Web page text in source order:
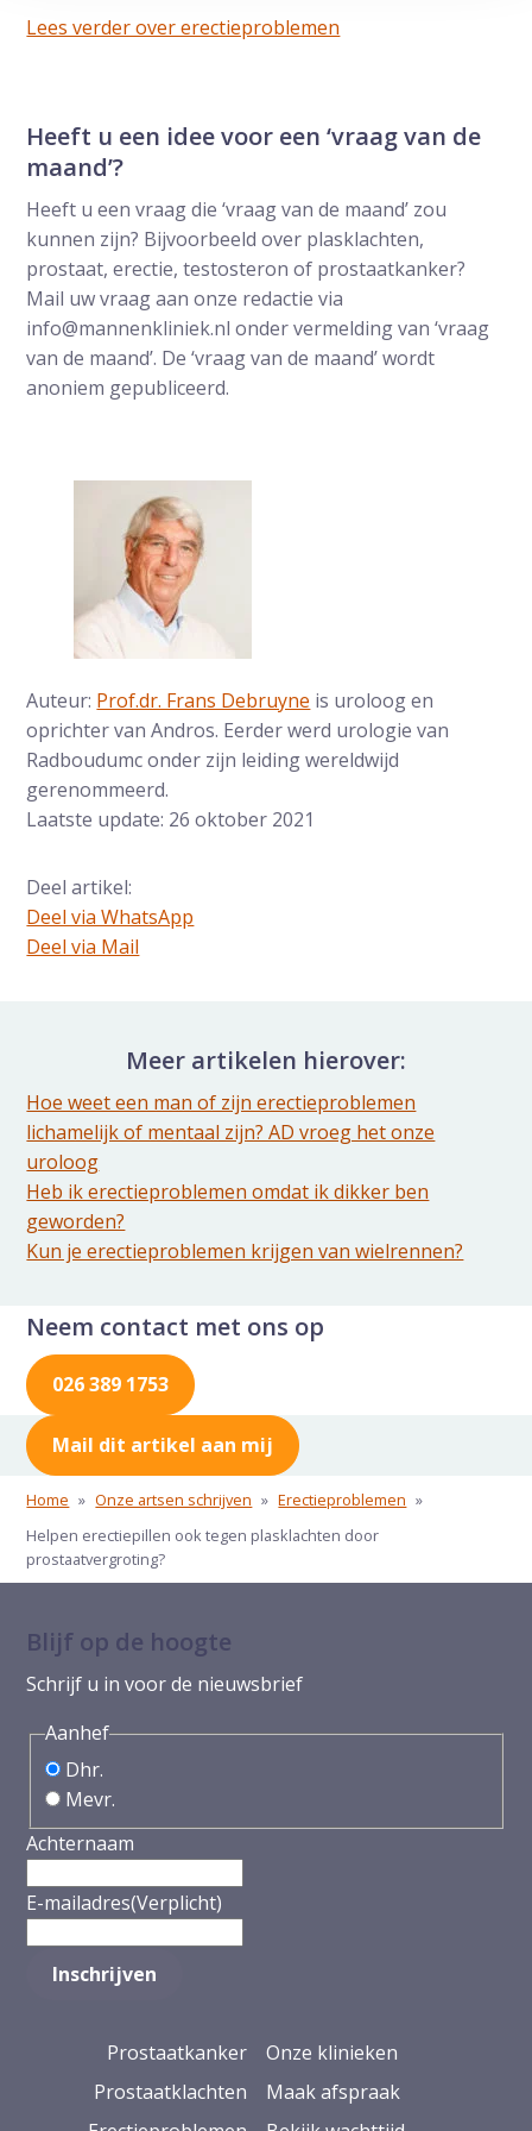
Lees verder over erectieproblemen
Heeft u een idee voor een ‘vraag van de
maand’?
Heeft u een vraag die ‘vraag van de maand’ zou
kunnen zijn? Bijvoorbeeld over plasklachten,
prostaat, erectie, testosteron of prostaatkanker?
Mail uw vraag aan onze redactie via
info@mannenkliniek.nl onder vermelding van ‘vraag
van de maand’. De ‘vraag van de maand’ wordt
anoniem gepubliceerd.
Auteur: Prof.dr. Frans Debruyne is uroloog en
oprichter van Andros. Eerder werd urologie van
Radboudumc onder zijn leiding wereldwijd
gerenommeerd.
Laatste update: 26 oktober 2021
Deel artikel:
Deel via WhatsApp
Deel dit via Whatsapp
Deel via Mail
Meer artikelen hierover:
Hoe weet een man of zijn erectieproblemen
lichamelijk of mentaal zijn? AD vroeg het onze
uroloog
Heb ik erectieproblemen omdat ik dikker ben
geworden?
Kun je erectieproblemen krijgen van wielrennen?
Neem contact met ons op
026 389 1753
Mail dit artikel aan mij
Home » Onze artsen schrijven » Erectieproblemen »
Helpen erectiepillen ook tegen plasklachten door
prostaatvergroting?
Blijf op de hoogte
Schrijf u in voor de nieuwsbrief
Aanhef
Dhr.
Mevr.
Achternaam
E-mailadres(Verplicht)
Prostaatkanker
Prostaatklachten
Onze klinieken
Maak afspraak